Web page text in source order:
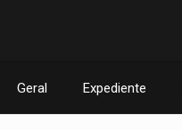
Geral Expediente